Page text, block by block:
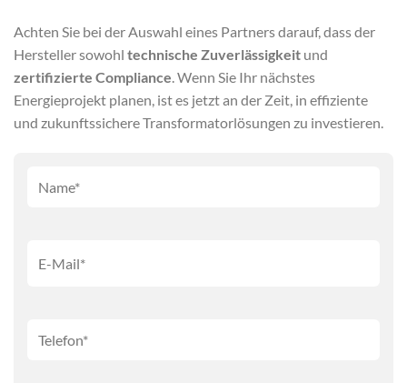
Achten Sie bei der Auswahl eines Partners darauf, dass der
Hersteller sowohl technische Zuverlässigkeit und
zertifizierte Compliance. Wenn Sie Ihr nächstes
Energieprojekt planen, ist es jetzt an der Zeit, in effiziente
und zukunftssichere Transformatorlösungen zu investieren.